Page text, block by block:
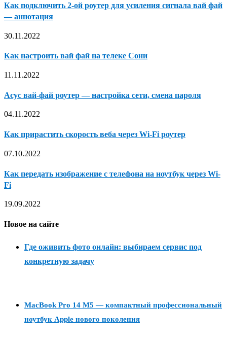
Как подключить 2-ой роутер для усиления сигнала вай фай
— аннотация
30.11.2022
Как настроить вай фай на телеке Сони
11.11.2022
Асус вай-фай роутер — настройка сети, смена пароля
04.11.2022
Как прирастить скорость веба через Wi-Fi роутер
07.10.2022
Как передать изображение с телефона на ноутбук через Wi-
Fi
19.09.2022
Новое на сайте
Где оживить фото онлайн: выбираем сервис под
конкретную задачу
MacBook Pro 14 M5 — компактный профессиональный
ноутбук Apple нового поколения